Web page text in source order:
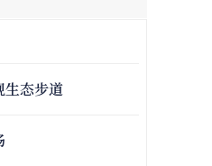
生态步道